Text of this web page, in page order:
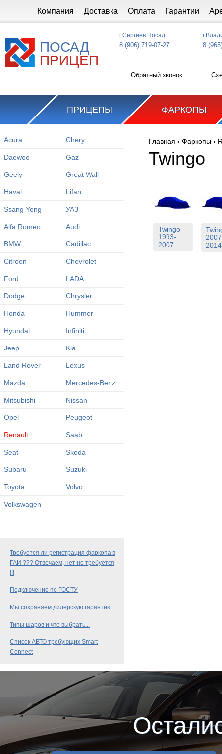
Компания Доставка Оплата Гарантии
ПОСАД
ПРИЦЕП
г.Сергиев Посад
8 (906) 719-07-27 8
Обратный звонок
ПРИЦЕПЫ ФАРКОПЫ
Acura Chery
Daewoo Gaz
Geely Great Wall
Haval Lifan
Ssang Yong УАЗ
Alfa Romeo Audi
BMW Cadillac
Citroen Chevrolet
Ford LADA
Dodge Chrysler
Honda Hummer
Hyundai Infiniti
Jeep Kia
Land Rover Lexus
Mazda Mercedes-Benz
Mitsubishi Nissan
Opel Peugeot
Renault Saab
Seat Skoda
Subaru Suzuki
Toyota Volvo
Volkswagen
Требуется ли регистрация фаркопа в
ГАИ ??? Отвечаем, нет не требуется
!!!
Подключение по ГОСТУ
Мы сохраняем дилерскую гарантию
Типы шаров и что выбрать...
Список АВТО требующих Smart
Connect
Вы здесь
Главная › Фаркопы ›
Twingo
Twingo
1993-
2007
2014